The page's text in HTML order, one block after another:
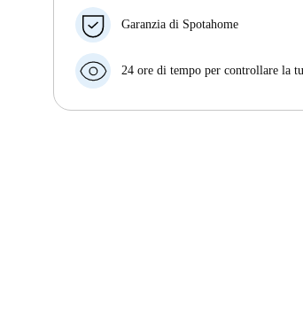
Garanzia di Spotahome
con breve preavviso, noi A) ti
B) ti rimborseremo totalmente
24 ore di tempo per controllare la